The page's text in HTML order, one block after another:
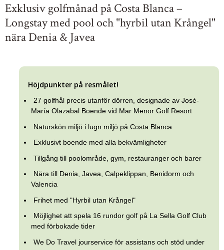
Exklusiv golfmånad på Costa Blanca –
Longstay med pool och "hyrbil utan Krångel"
nära Denia & Javea
Höjdpunkter på resmålet!
27 golfhål precis utanför dörren, designade av José-
María Olazabal Boende vid Mar Menor Golf Resort
Naturskön miljö i lugn miljö på Costa Blanca
Exklusivt boende med alla bekvämligheter
Tillgång till poolområde, gym, restauranger och barer
Nära till Denia, Javea, Calpeklippan, Benidorm och
Valencia
Frihet med "Hyrbil utan Krångel"
Möjlighet att spela 16 rundor golf på La Sella Golf Club
med förbokade tider
We Do Travel jourservice för assistans och stöd under